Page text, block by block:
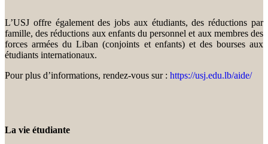
L’USJ offre également des jobs aux étudiants, des réductions par
famille, des réductions aux enfants du personnel et aux membres des
forces armées du Liban (conjoints et enfants) et des bourses aux
étudiants internationaux.
Pour plus d’informations, rendez-vous sur : https://usj.edu.lb/aide/
La vie étudiante